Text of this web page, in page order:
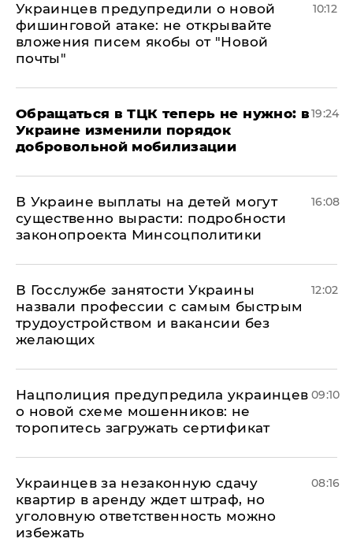
Украинцев предупредили о новой
фишинговой атаке: не открывайте
вложения писем якобы от "Новой
почты"
10:12
Обращаться в ТЦК теперь не нужно: в
Украине изменили порядок
добровольной мобилизации
19:24
В Украине выплаты на детей могут
существенно вырасти: подробности
законопроекта Минсоцполитики
16:08
В Госслужбе занятости Украины
назвали профессии с самым быстрым
трудоустройством и вакансии без
желающих
12:02
Нацполиция предупредила украинцев
о новой схеме мошенников: не
торопитесь загружать сертификат
09:10
Украинцев за незаконную сдачу
квартир в аренду ждет штраф, но
уголовную ответственность можно
избежать
08:16